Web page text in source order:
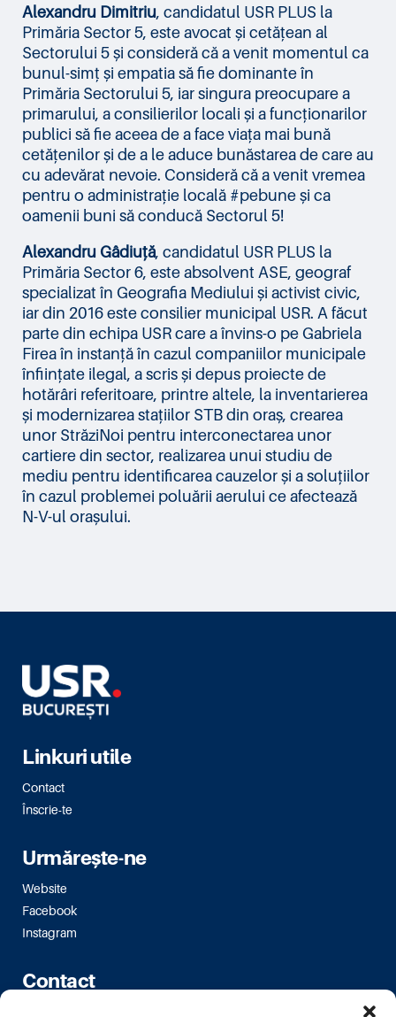
Alexandru Dimitriu, candidatul USR PLUS la
Primăria Sector 5, este avocat și cetățean al
Sectorului 5 și consideră că a venit momentul ca
bunul-simț și empatia să fie dominante în
Primăria Sectorului 5, iar singura preocupare a
primarului, a consilierilor locali și a funcționarilor
publici să fie aceea de a face viața mai bună
cetățenilor și de a le aduce bunăstarea de care au
cu adevărat nevoie. Consideră că a venit vremea
pentru o administrație locală #pebune și ca
oamenii buni să conducă Sectorul 5!
Alexandru Gâdiuță, candidatul USR PLUS la
Primăria Sector 6, este absolvent ASE, geograf
specializat în Geografia Mediului și activist civic,
iar din 2016 este consilier municipal USR. A făcut
parte din echipa USR care a învins-o pe Gabriela
Firea în instanță în cazul companiilor municipale
înființate ilegal, a scris și depus proiecte de
hotărâri referitoare, printre altele, la inventarierea
și modernizarea stațiilor STB din oraș, crearea
unor StrăziNoi pentru interconectarea unor
cartiere din sector, realizarea unui studiu de
mediu pentru identificarea cauzelor și a soluțiilor
în cazul problemei poluării aerului ce afectează
N-V-ul orașului.
Linkuri utile
Contact
Înscrie-te
Urmărește-ne
Website
Facebook
Instagram
Contact